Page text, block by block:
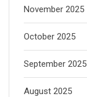
November 2025
October 2025
September 2025
August 2025